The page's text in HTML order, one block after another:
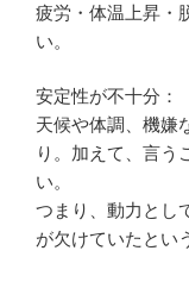
疲労・体温上昇・
い。
安定性が不十分：
天候や体調、機嫌
り。加えて、言う
い。
つまり、動力とし
が欠けていたとい